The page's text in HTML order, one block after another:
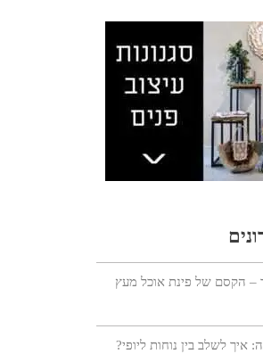
– הקסם של פינת אוכל מעץ
איך לשלב בין נוחות ליופי?